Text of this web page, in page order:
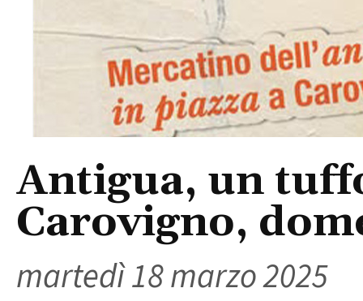
Antigua, un
Carovigno,
martedì 18 marzo 2025